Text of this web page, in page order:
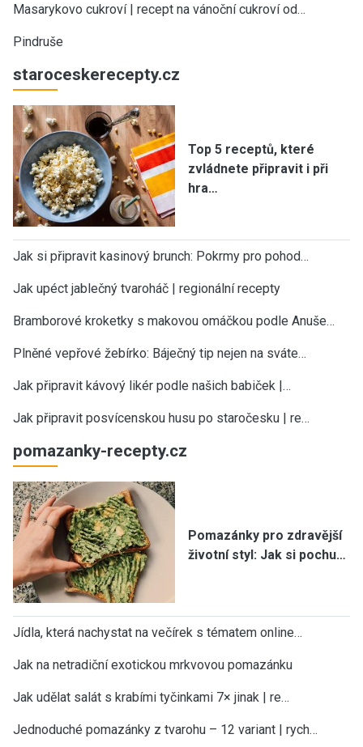
Masarykovo cukroví | recept na vánoční cukroví od…
Pindruše
staroceskerecepty.cz
Top 5 receptů, které
zvládnete připravit i při
hra…
Jak si připravit kasinový brunch: Pokrmy pro pohod…
Jak upéct jablečný tvaroháč | regionální recepty
Bramborové kroketky s makovou omáčkou podle Anuše…
Plněné vepřové žebírko: Báječný tip nejen na sváte…
Jak připravit kávový likér podle našich babiček |…
Jak připravit posvícenskou husu po staročesku | re…
pomazanky-recepty.cz
Pomazánky pro zdravější
životní styl: Jak si pochu…
Jídla, která nachystat na večírek s tématem online…
Jak na netradiční exotickou mrkvovou pomazánku
Jak udělat salát s krabími tyčinkami 7× jinak | re…
Jednoduché pomazánky z tvarohu – 12 variant | rych…